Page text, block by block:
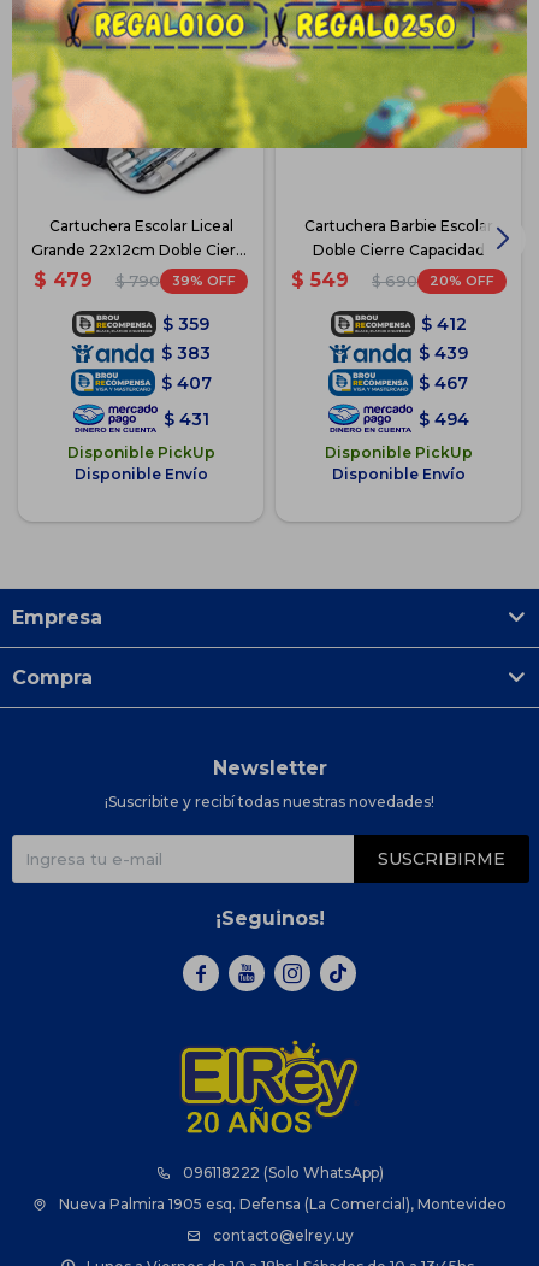
Cartuchera Escolar Liceal
Grande 22x12cm Doble Cierre
- Negro
$ 479 $ 790 39
$ 359
$ 383
$ 407
$ 431
Disponible PickUp
Disponible Envío
Cartuchera Barbie Escolar
Doble Cierre Capacidad
$ 549 $ 690 20
$ 412
$ 439
$ 467
$ 494
Disponible PickUp
Disponible Envío
096118222 (Solo WhatsApp)
Nueva Palmira 1905 esq. Defensa (La Comercial), Montevideo
contacto@elrey.uy
Empresa
Compra
Newsletter
¡Suscribite y recibí todas nuestras novedades!
SUSCRIBIRME
¡Seguinos!
  